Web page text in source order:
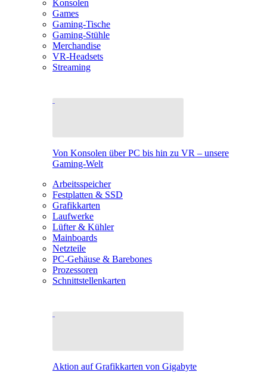
Konsolen
Games
Gaming-Tische
Gaming-Stühle
Merchandise
VR-Headsets
Streaming
Von Konsolen über PC bis hin zu VR – unsere
Gaming-Welt
Arbeitsspeicher
Festplatten & SSD
Grafikkarten
Laufwerke
Lüfter & Kühler
Mainboards
Netzteile
PC-Gehäuse & Barebones
Prozessoren
Schnittstellenkarten
Aktion auf Grafikkarten von Gigabyte